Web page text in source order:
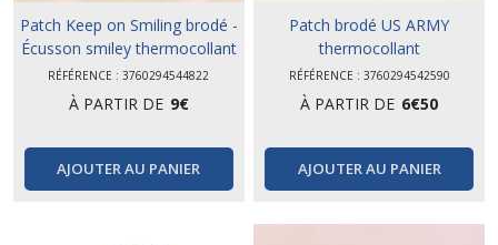
Patch Keep on Smiling brodé -
Écusson smiley thermocollant
RÉFÉRENCE : 3760294544822
À PARTIR DE 9€
AJOUTER AU PANIER
Patch brodé US ARMY
thermocollant
RÉFÉRENCE : 3760294542590
À PARTIR DE 6€50
AJOUTER AU PANIER